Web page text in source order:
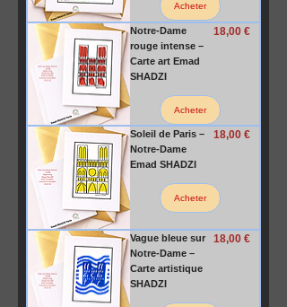
Acheter
Notre-Dame
rouge intense –
Carte art Emad
SHADZI
Prix
18,00 €
Acheter
Soleil de Paris –
Notre-Dame
Emad SHADZI
Prix
18,00 €
Acheter
Vague bleue sur
Notre-Dame –
Carte artistique
SHADZI
Prix
18,00 €